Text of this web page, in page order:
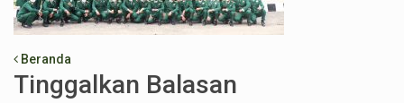
Post navigation
Beranda
Tinggalkan Balasan